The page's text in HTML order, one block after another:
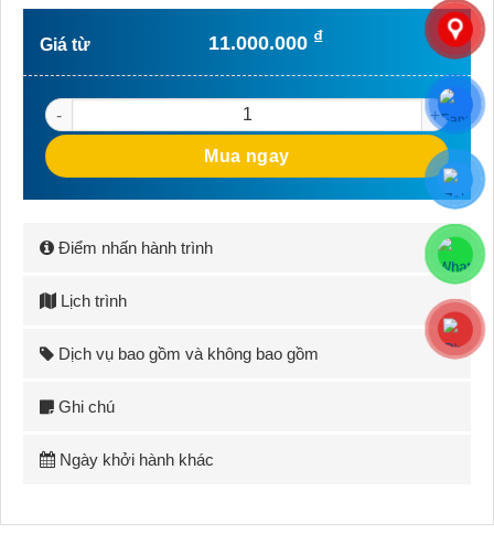
11.000.000 ₫
Tour Du lịch Miền Bắc Hà Nội - Hà Giang - Cao Bằng số
Mua ngay
Điểm nhấn hành trình
Lịch trình
Dịch vụ bao gồm và không bao gồm
Ghi chú
Ngày khởi hành khác